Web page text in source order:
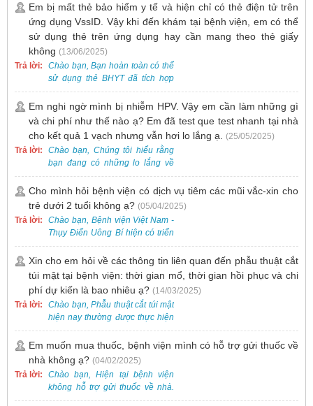
lòng đặt lịch trước để được sắp
xếp thời gian phù hợp.
Em bị mất thẻ bảo hiểm y tế và hiện chỉ có thẻ điện tử trên
ứng dụng VssID. Vậy khi đến khám tại bệnh viện, em có thể
sử dụng thẻ trên ứng dụng hay cần mang theo thẻ giấy
không (13/06/2025)
Trả lời:
Chào bạn, Bạn hoàn toàn có thể
sử dụng thẻ BHYT đã tích hợp
trên ứng dụng VssID khi đến
khám và không cần mang theo
thẻ giấy.
Em nghi ngờ mình bị nhiễm HPV. Vậy em cần làm những gì
và chi phí như thế nào ạ? Em đã test que test nhanh tại nhà
cho kết quả 1 vạch nhưng vẫn hơi lo lắng ạ. (25/05/2025)
Trả lời:
Chào bạn, Chúng tôi hiểu rằng
bạn đang có những lo lắng về
nguy cơ nhiễm HPV. Tại Bệnh
viện Việt Nam - Thụy Điển Uông
Bí, chúng tôi cung cấp các dịch
vụ thăm khám và xét nghiệm
chuyên sâu để phát hiện sớm
HPV và tầm soát ung thư cổ tử
Cho mình hỏi bệnh viện có dịch vụ tiêm các mũi vắc-xin cho
trẻ dưới 2 tuổi không ạ? (05/04/2025)
Trả lời:
Chào bạn, Bệnh viện Việt Nam -
Thụy Điển Uông Bí hiện có triển
khai dịch vụ tiêm vắc-xin cho trẻ
dưới 2 tuổi.
Xin cho em hỏi về các thông tin liên quan đến phẫu thuật cắt
túi mật tại bệnh viện: thời gian mổ, thời gian hồi phục và chi
phí dự kiến là bao nhiêu ạ? (14/03/2025)
Trả lời:
Chào bạn, Phẫu thuật cắt túi mật
hiện nay thường được thực hiện
bằng phương pháp nội soi, đây
là một kỹ thuật ít xâm lấn, an toàn
và phổ biến.
Em muốn mua thuốc, bệnh viện mình có hỗ trợ gửi thuốc về
nhà không ạ? (04/02/2025)
Trả lời:
Chào bạn, Hiện tại bệnh viện
không hỗ trợ gửi thuốc về nhà.
Việc cấp phát thuốc tại bệnh viện